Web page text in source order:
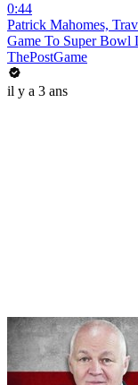
0:44
Patrick Mahomes,
Game To Super Bowl
ThePostGame
il y a 3 ans